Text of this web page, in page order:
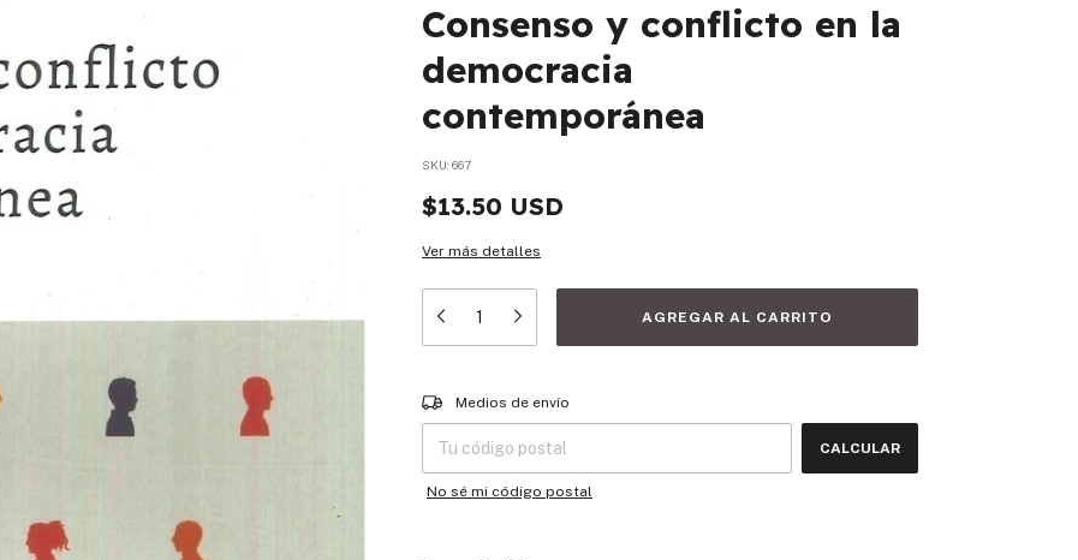
Consenso y conflicto en la
democracia
contemporánea
SKU: 667
$13.50 USD
Ver más detalles
Entregas para el CP:
Medios de envío
CALCULAR
No sé mi código postal